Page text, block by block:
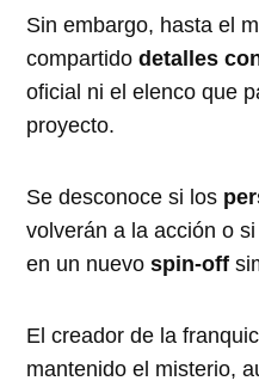
Sin embargo, hasta el
compartidodetalles
oficial ni el elenco que
proyecto.
Se desconoce si los
volverán a la acción o
en un nuevospin-off
El creador de la
mantenido el misterio,